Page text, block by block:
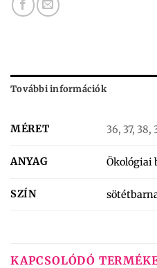
További információk
MÉRET 36, 37, 38,
ANYAG Ökológiai
SZÍN
KAPCSOLÓDÓ